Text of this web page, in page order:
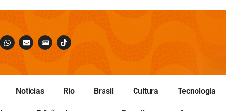
Notícias Rio Brasil Cultura Tecnologia